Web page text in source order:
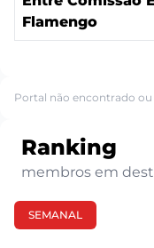
Flamengo
Portal não encontrado ou
Ranking
membros em
SEMANAL